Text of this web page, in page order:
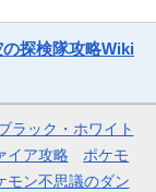
探検隊攻略Wiki
ラック・ホワイト
イア攻略
ポケモ
モン不思議のダン